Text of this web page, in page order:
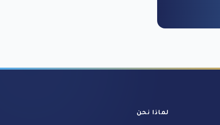
لماذا نحن